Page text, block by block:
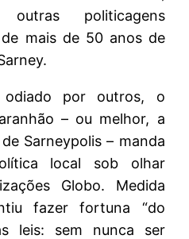
politicagens
mais de 50 anos de
por outros, o
– ou melhor, a
Sarneypolis – manda
local sob olhar
Globo. Medida
fazer fortuna “do
leis: sem nunca ser